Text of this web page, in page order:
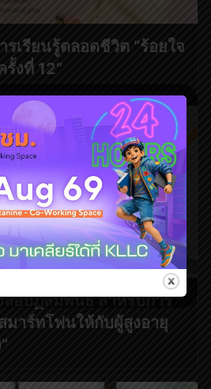
รเรียนรู้ตลอดชีวิต “ร้อยใจ
งที่ 12”
อปฏิสัมพันธ์ สำหรับการ
มาร์ทโฟนให้กับผู้สูงอายุ